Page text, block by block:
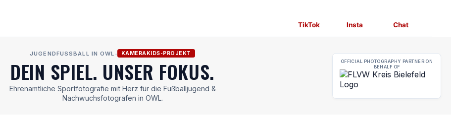
TikTok Insta Chat
JUGENDFUSSBALL IN OWL • KAMERAKIDS-PROJEKT
DEIN SPIEL. UNSER FOKUS.
Ehrenamtliche Sportfotografie mit Herz für die Fußballjugend &
Nachwuchsfotografen in OWL.
OFFICIAL PHOTOGRAPHY PARTNER ON
BEHALF OF